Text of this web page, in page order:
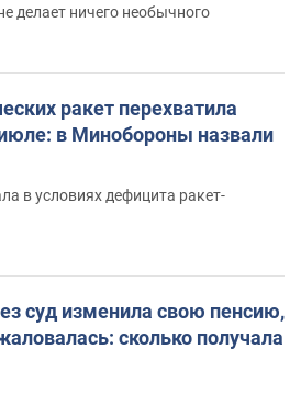
делает ничего необычного
ракет перехватила
в Минобороны назвали
в условиях дефицита ракет-
суд изменила свою пенсию,
сколько получала